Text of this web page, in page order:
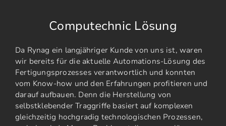
Computechnic Lösung
Da Rynag ein langjähriger Kunde von uns ist, waren
wir bereits für die aktuelle Automations-Lösung des
Fertigungsprozesses verantwortlich und konnten
vom Know-how und den Erfahrungen profitieren und
darauf aufbauen. Denn die Herstellung von
selbstklebender Traggriffe basiert auf komplexen
gleichzeitig hochgradig technologischen Prozessen,